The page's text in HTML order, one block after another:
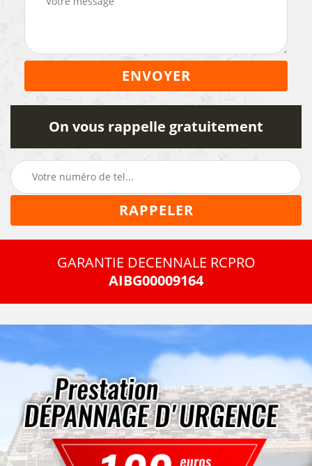
On vous rappelle gratuitement
GARANTIE DECENNALE RCPRO
AIBG00009164